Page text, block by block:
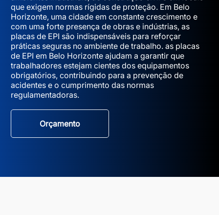
que exigem normas rígidas de proteção. Em Belo
Horizonte, uma cidade em constante crescimento e
com uma forte presença de obras e indústrias, as
placas de EPI são indispensáveis para reforçar
práticas seguras no ambiente de trabalho. as placas
de EPI em Belo Horizonte ajudam a garantir que
trabalhadores estejam cientes dos equipamentos
obrigatórios, contribuindo para a prevenção de
acidentes e o cumprimento das normas
regulamentadoras.
Orçamento